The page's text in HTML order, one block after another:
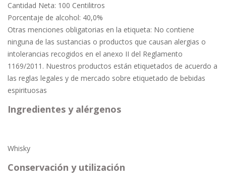
Cantidad Neta: 100 Centilitros
Porcentaje de alcohol: 40,0%
Otras menciones obligatorias en la etiqueta: No contiene
ninguna de las sustancias o productos que causan alergias o
intolerancias recogidos en el anexo II del Reglamento
1169/2011. Nuestros productos están etiquetados de acuerdo a
las reglas legales y de mercado sobre etiquetado de bebidas
espirituosas
Ingredientes y alérgenos
Whisky
Conservación y utilización